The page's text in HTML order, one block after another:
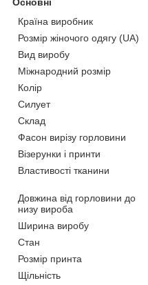
Країна виробник
Розмір жіночого одягу (UA)
Вид виробу
Міжнародний розмір
Колір
Силует
Склад
Фасон вирізу горловини
Візерунки і принти
Властивості тканини
Довжина від горловини до
низу вироба
Ширина виробу
Стан
Розмір принта
Щільність